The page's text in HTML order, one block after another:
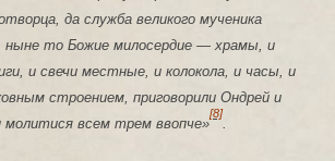
да служба великого мученика
то Божие милосердие — храмы, и
и свечи местные, и колокола, и часы, и
строением, приговорили Ондрей и
всем трем ввопче»
[8]
.